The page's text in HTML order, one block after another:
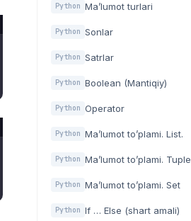
Python Ma’lumot turlari
Python Sonlar
Python Satrlar
Python Boolean (Mantiqiy)
Python Operator
Python Ma’lumot to’plami. List.
Python Ma’lumot to’plami. Tuple
Python Ma’lumot to’plami. Set
Python If … Else (shart amali)